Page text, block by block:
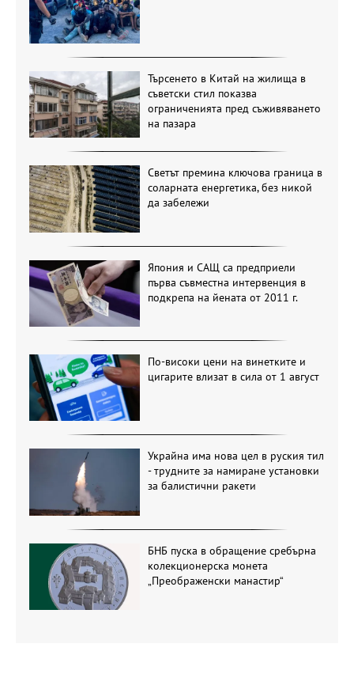
Търсенето в Китай на жилища в
съветски стил показва
ограниченията пред съживяването
на пазара
Светът премина ключова граница в
соларната енергетика, без никой
да забележи
Япония и САЩ са предприели
първа съвместна интервенция в
подкрепа на йената от 2011 г.
По-високи цени на винетките и
цигарите влизат в сила от 1 август
Украйна има нова цел в руския тил
- трудните за намиране установки
за балистични ракети
БНБ пуска в обращение сребърна
колекционерска монета
„Преображенски манастир“